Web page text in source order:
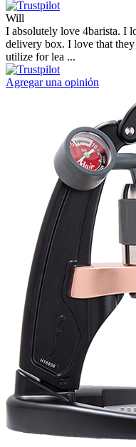
Will
I absolutely love 4barista. I
delivery box. I love that
utilize for lea ...
Agregar una opinión